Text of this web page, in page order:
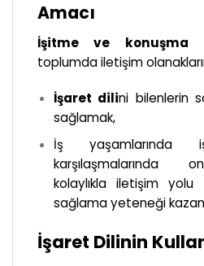
Amacı
İşitme ve konuşma
toplumda iletişim
İşaret dilini bilenlerin
sağlamak,
İş yaşamlarında
karşılaşmalarında
kolaylıkla iletişim yolu
sağlama yeteneği
İşaret Dilinin